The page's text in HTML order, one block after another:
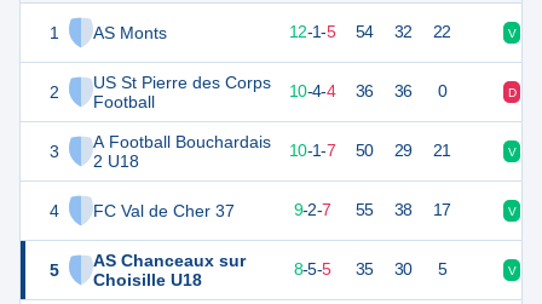
1 AS Monts
2
US St Pierre des Corps
Football
3
A Football Bouchardais
2 U18
4 FC Val de Cher 37
5
AS Chanceaux sur
Choisille U18
12-1-5 54 32 22 V
33 18 10-4-4 36 36 0 D
31 18 10-1-7 50 29 21 V
29 9-2-7 55 38 17 V
29 8-5-5 35 30 5 V